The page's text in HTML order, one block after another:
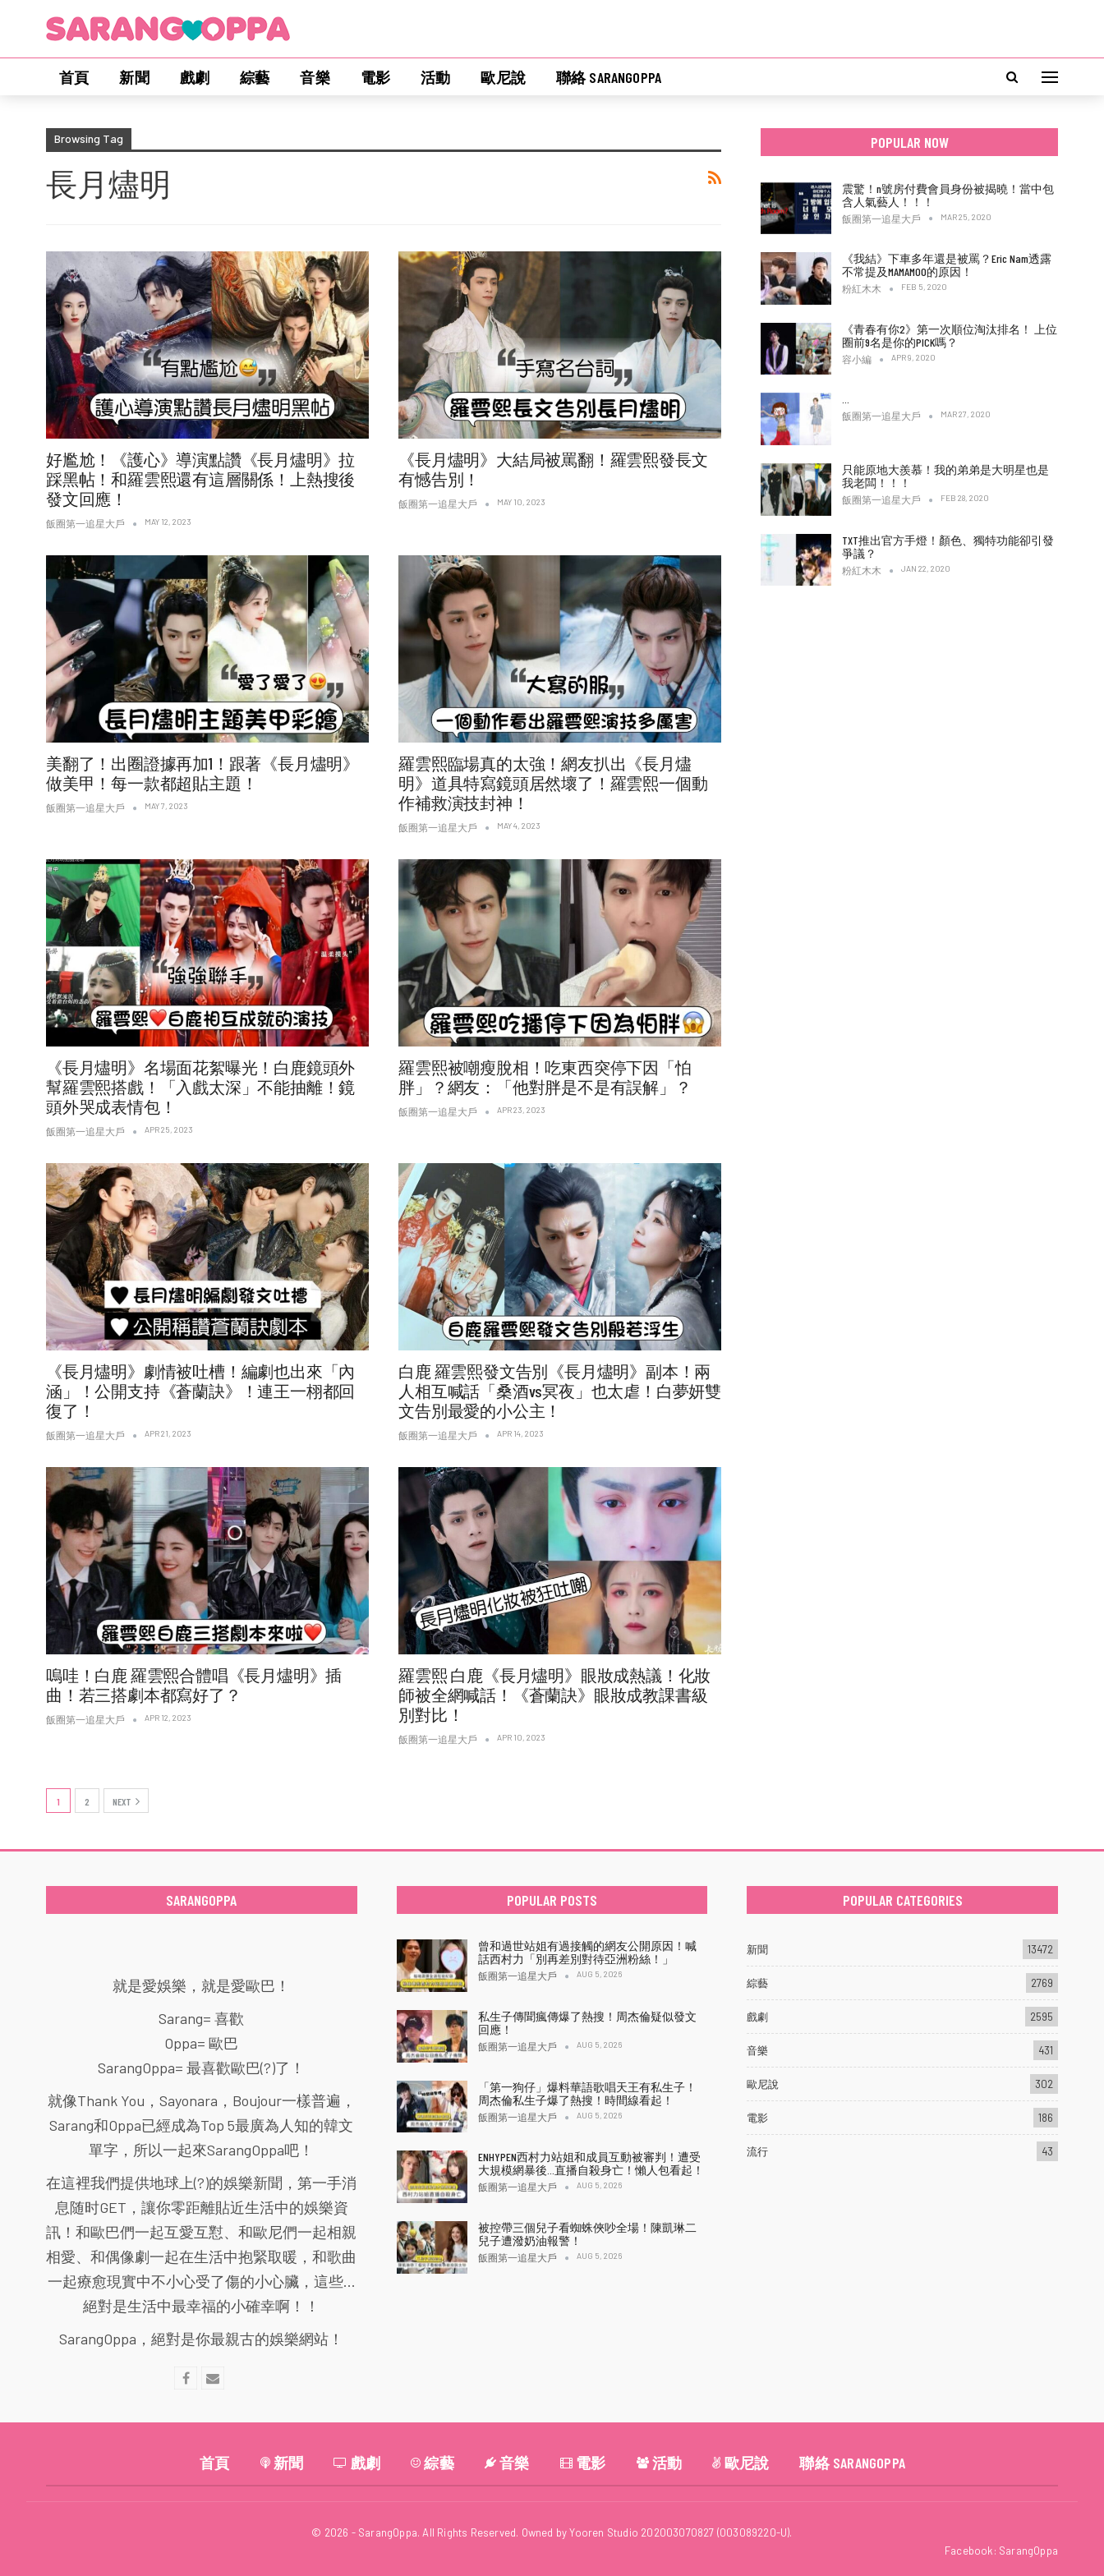
首頁 新聞 戲劇 綜藝 音樂 電影 活動 歐尼說 聯絡 SARANGOPPA
Browsing Tag
長月燼明
好尷尬！《護心》導演點讚《長月燼明》拉
踩黑帖！和羅雲熙還有這層關係！上熱搜後
發文回應！
飯圈第一追星大戶 MAY 12, 2023
《長月燼明》大結局被罵翻！羅雲熙發長文
有憾告別！
飯圈第一追星大戶 MAY 10, 2023
美翻了！出圈證據再加1！跟著《長月燼明》
做美甲！每一款都超貼主題！
飯圈第一追星大戶 MAY 7, 2023
羅雲熙臨場真的太強！網友扒出《長月燼
明》道具特寫鏡頭居然壞了！羅雲熙一個動
作補救演技封神！
飯圈第一追星大戶 MAY 4, 2023
《長月燼明》名場面花絮曝光！白鹿鏡頭外
幫羅雲熙搭戲！「入戲太深」不能抽離！鏡
頭外哭成表情包！
飯圈第一追星大戶 APR 25, 2023
羅雲熙被嘲瘦脫相！吃東西突停下因「怕
胖」？網友：「他對胖是不是有誤解」？
飯圈第一追星大戶 APR 23, 2023
《長月燼明》劇情被吐槽！編劇也出來「內
涵」！公開支持《蒼蘭訣》！連王一栩都回
復了！
飯圈第一追星大戶 APR 21, 2023
白鹿 羅雲熙發文告別《長月燼明》副本！兩
人相互喊話「桑酒vs冥夜」也太虐！白夢妍雙
文告別最愛的小公主！
飯圈第一追星大戶 APR 14, 2023
嗚哇！白鹿 羅雲熙合體唱《長月燼明》插
曲！若三搭劇本都寫好了？
飯圈第一追星大戶 APR 12, 2023
羅雲熙 白鹿《長月燼明》眼妝成熱議！化妝
師被全網喊話！《蒼蘭訣》眼妝成教課書級
別對比！
飯圈第一追星大戶 APR 10, 2023
1 2 NEXT
POPULAR NOW
震驚！n號房付費會員身份被揭曉！當中包
含人氣藝人！！！
飯圈第一追星大戶 MAR 25, 2020
《我結》下車多年還是被罵？Eric Nam透露
不常提及MAMAMOO的原因！
粉紅木木 FEB 5, 2020
《青春有你2》第一次順位淘汰排名！ 上位
圈前9名是你的PICK嗎？
容小編 APR 9, 2020
飯圈第一追星大戶 MAR 27, 2020
只能原地大羨慕！我的弟弟是大明星也是
我老闆！！！
飯圈第一追星大戶 FEB 28, 2020
TXT推出官方手燈！顏色、獨特功能卻引發
爭議？
粉紅木木 JAN 22, 2020
SARANGOPPA
就是愛娛樂，就是愛歐巴！
Sarang= 喜歡
Oppa= 歐巴
SarangOppa= 最喜歡歐巴(?)了！
就像Thank You，Sayonara，Boujour一樣普遍，
Sarang和Oppa已經成為Top 5最廣為人知的韓文
單字，所以一起來SarangOppa吧！
在這裡我們提供地球上(?)的娛樂新聞，第一手消
息随时GET，讓你零距離貼近生活中的娛樂資
訊！和歐巴們一起互愛互懟、和歐尼們一起相親
相愛、和偶像劇一起在生活中抱緊取暖，和歌曲
一起療愈現實中不小心受了傷的小心臟，這些...
絕對是生活中最幸福的小確幸啊！！
SarangOppa，絕對是你最親古的娛樂網站！
POPULAR POSTS
曾和過世站姐有過接觸的網友公開原因！喊
話西村力「別再差別對待亞洲粉絲！」
飯圈第一追星大戶 AUG 5, 2026
私生子傳聞瘋傳爆了熱搜！周杰倫疑似發文
回應！
飯圈第一追星大戶 AUG 5, 2026
「第一狗仔」爆料華語歌唱天王有私生子！
周杰倫私生子爆了熱搜！時間線看起！
飯圈第一追星大戶 AUG 5, 2026
ENHYPEN西村力站姐和成員互動被審判！遭受
大規模網暴後…直播自殺身亡！懶人包看起！
飯圈第一追星大戶 AUG 5, 2026
被控帶三個兒子看蜘蛛俠吵全場！陳凱琳二
兒子遭潑奶油報警！
飯圈第一追星大戶 AUG 5, 2026
POPULAR CATEGORIES
新聞 13472
綜藝 2769
戲劇 2595
音樂 431
歐尼說 302
電影 186
流行 43
首頁 新聞 戲劇 綜藝 音樂 電影 活動 歐尼說 聯絡 SARANGOPPA
© 2026 - SarangOppa. All Rights Reserved. Owned by Yooren Studio 202003070827 (003089220-U).
Facebook: SarangOppa